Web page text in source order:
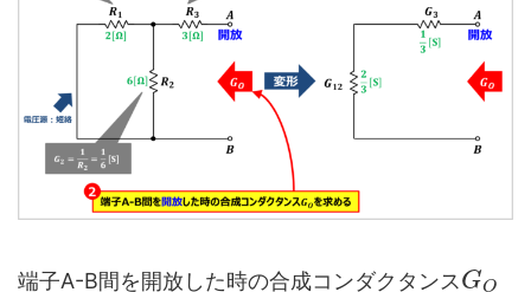
端子A-B間を開放した時の合成コンダクタンスGO